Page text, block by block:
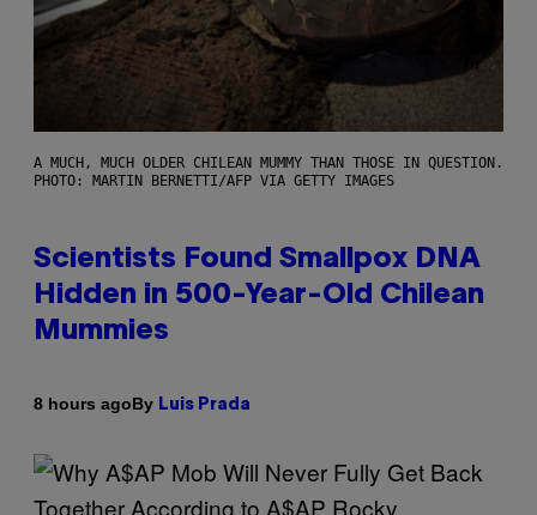
A MUCH, MUCH OLDER CHILEAN MUMMY THAN THOSE IN QUESTION.
PHOTO: MARTIN BERNETTI/AFP VIA GETTY IMAGES
Scientists Found Smallpox DNA
Hidden in 500-Year-Old Chilean
Mummies
8 hours agoBy Luis Prada